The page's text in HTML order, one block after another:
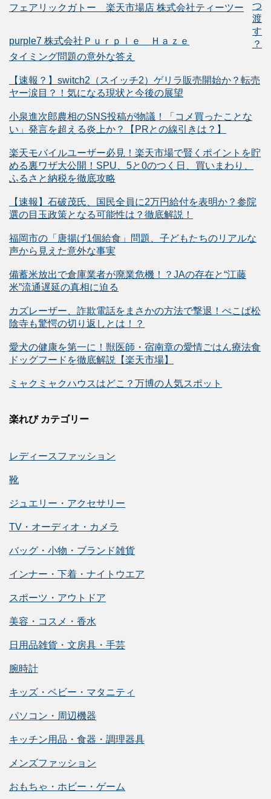
フェアリックガトー 楽天市場店 株式会社ティーツー
purple7 株式会社Ｐｕｒｐｌｅ Ｈａｚｅ
つ
渡
す
？
タイミング問題の意外な答え
【速報？】switch2（スイッチ2）ゲリラ販売開始か？転売
ヤー涙目？！気になる現状と今後の展望
小泉進次郎農相のSNS投稿が物議！「コメ買ったことな
い」発言を超える炎上か？【PRとの線引きは？】
楽天モバイルユーザー必見！楽天市場で賢くポイントを貯
める裏ワザ大公開！SPU、5と0のつく日、買いまわり、
ふるさと納税を徹底攻略
【速報】石破茂氏、国民全員に2万円給付を表明か？参院
選の目玉政策となる可能性は？徹底解説！
福岡市の「唐揚げ1個給食」問題、子どもたちのリアルな
声から見えた意外な事実
備蓄米放出で倉庫業者が廃業危機！？JAの存在と“江藤
米”流通遅延の真相に迫る
カズレーザー、詐欺電話をまさかの方法で撃退！ぺこぱ松
陰寺も驚愕の切り返しとは！？
愛犬の健康を第一に！獣医師・宿南章の愛情ごはん療法食
ドッグフードを徹底解説【楽天市場】
ミャクミャクハウスはどこ？万博の人気スポット
楽れび カテゴリー
レディースファッション
靴
ジュエリー・アクセサリー
TV・オーディオ・カメラ
バッグ・小物・ブランド雑貨
インナー・下着・ナイトウエア
スポーツ・アウトドア
美容・コスメ・香水
日用品雑貨・文房具・手芸
腕時計
キッズ・ベビー・マタニティ
パソコン・周辺機器
キッチン用品・食器・調理器具
メンズファッション
おもちゃ・ホビー・ゲーム